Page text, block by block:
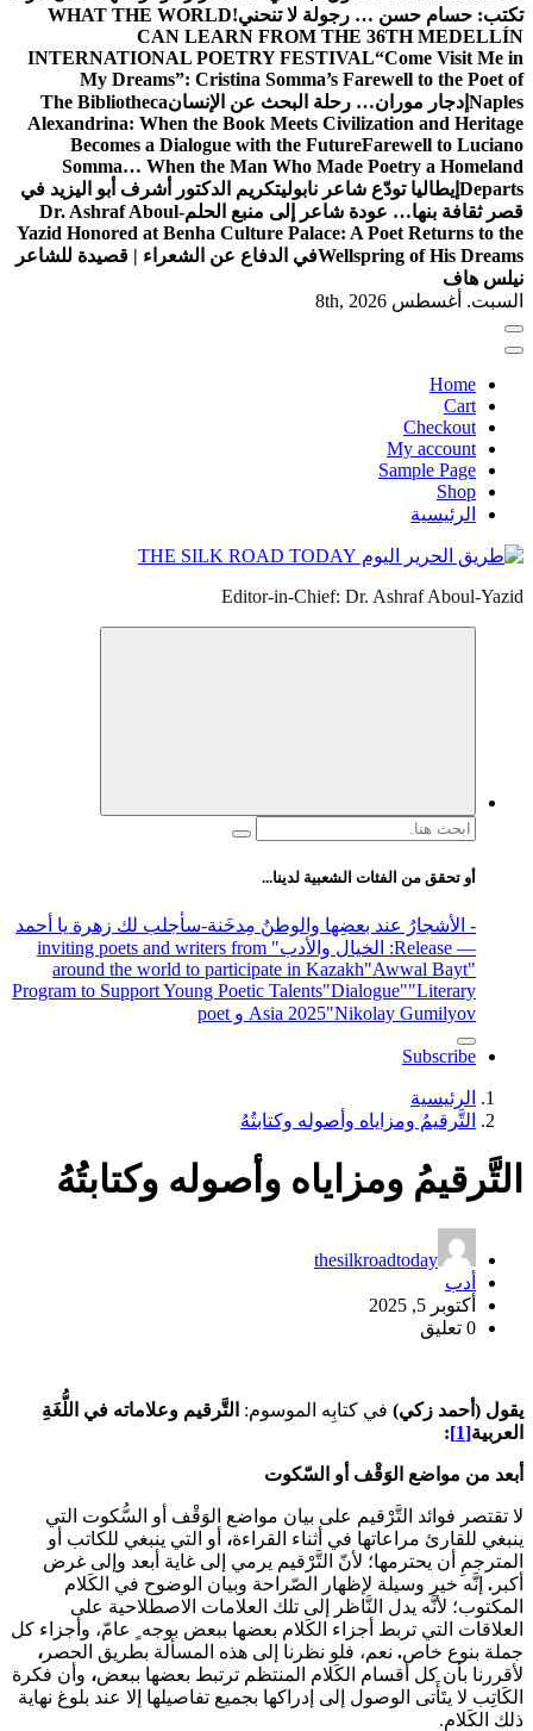
تكتب: حسام حسن … رجولة لا تنحني!WHAT THE WORLD
CAN LEARN FROM THE 36TH MEDELLÍN
INTERNATIONAL POETRY FESTIVAL“Come Visit Me in
My Dreams”: Cristina Somma’s Farewell to the Poet of
Naples إدجار موران… رحلة البحث عن الإنسانThe Bibliotheca
Alexandrina: When the Book Meets Civilization and Heritage
Becomes a Dialogue with the FutureFarewell to Luciano
Somma… When the Man Who Made Poetry a Homeland
Departs إيطاليا تودّع شاعر نابوليتكريم الدكتور أشرف أبو اليزيد في
قصر ثقافة بنها… عودة شاعر إلى منبع الحلمDr. Ashraf Aboul-
Yazid Honored at Benha Culture Palace: A Poet Returns to the
Wellspring of His Dreamsفي الدفاع عن الشعراء | قصيدة للشاعر
نيلس هاف
السبت. أغسطس 8th, 2026
Home
Cart
Checkout
My account
Sample Page
Shop
الرئيسية
Editor-in-Chief: Dr. Ashraf Aboul-Yazid
البحث
أو تحقق من الفئات الشعبية لدينا...
- الأشجارُ عند بعضِها والوطنُ مِدخَنة-سأجلب لك زهرة يا أحمد
— Release
: الخيال والأدب
" inviting poets and writers from
around the world to participate in Kazakh"Awwal Bayt"
Program to Support Young Poetic Talents"Dialogue""Literary
Asia 2025"Nikolay Gumilyov و poet
Subscribe
الرئيسية
التَّرقيمُ ومزاياه وأصوله وكتابتُهُ
التَّرقيمُ ومزاياه وأصوله وكتابتُهُ
thesilkroadtoday
أدب
أكتوبر 5, 2025
0 تعليق
يقول (أ حمد زكي) في كتابِه الموسوم: التَّرقيم وعلاماته في اللُّغَةِ
العربية[1]
:
أبعد من مواضع الوَقْف أو السّكوت
لا تقتصر فوائد التَّرْقيم على بيان مواضع الوَقْف أو السُّكوت التي
ينبغي للقارئ مراعاتها في أثناء القراءة، أو التي ينبغي للكاتب أو
المترجمِ أن يحترمها؛ لأنّ التَّرْقيم يرمي إلى غاية أبعد وإلى غرض
أكبر . إنَّه خير وسيلة لإظهار الصّراحة وبيان الوضوح في الكَلام
المكتوب؛ لأنَّه يدل النَّاظر إلى تلك العلامات الاصطلاحية على
العلاقات التي تربط أجزاء الكَلام بعضها ببعض بوجه ٍ عامّ، وأجزاء كل
جملة بنوع خاص. نعم، فلو نظرنا إلى هذه المسألة بطريق الحصر ،
لأقررنا بأن كل أقسام الكَلام المنتظم ترتبط بعضها ببعض، وأن فكرة
الكَاتِب لا يتَأَتى الوصول إلى إدراكها بجميع تفاصيلها إلا عند بلوغ نهاية
ذلك الكَلام.